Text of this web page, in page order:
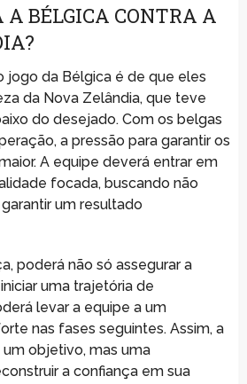
A BÉLGICA CONTRA A
jogo da Bélgica é de que eles
da Nova Zelândia, que teve
do desejado. Com os belgas
a pressão para garantir os
A equipe deverá entrar em
focada, buscando não
um resultado
poderá não só assegurar a
uma trajetória de
levar a equipe a um
nas fases seguintes. Assim, a
objetivo, mas uma
a confiança em sua